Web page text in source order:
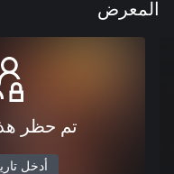
المعرض
تم حظر
أدخل